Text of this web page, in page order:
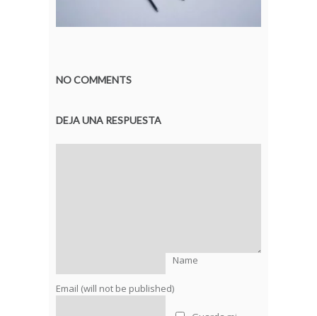
NO COMMENTS
DEJA UNA RESPUESTA
Name
Email (will not be published)